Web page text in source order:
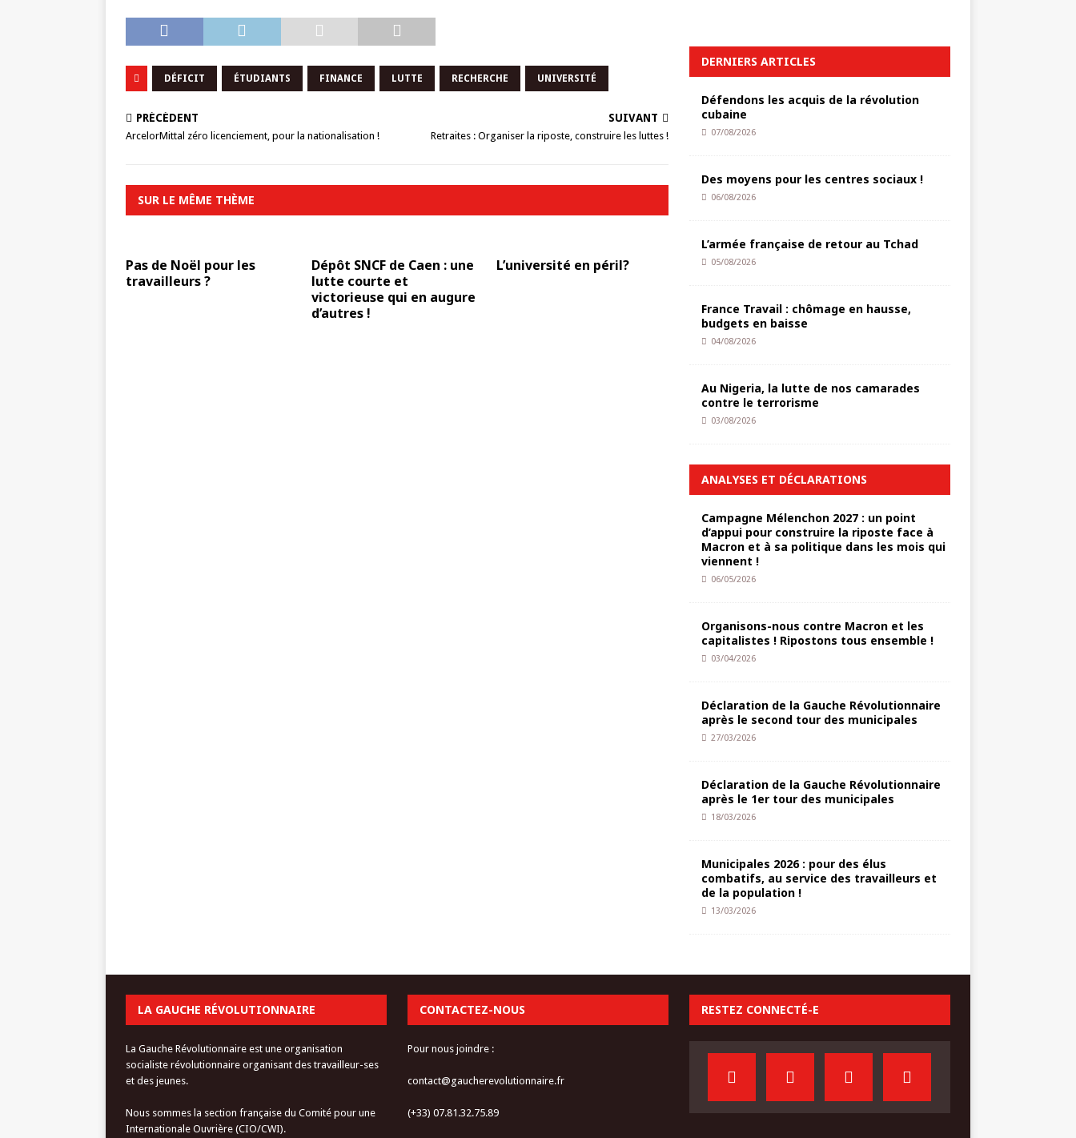
DÉFICIT ÉTUDIANTS FINANCE LUTTE RECHERCHE UNIVERSITÉ
PRÉCÉDENT
ArcelorMittal zéro licenciement, pour la nationalisation !
SUIVANT
Retraites : Organiser la riposte, construire les luttes !
SUR LE MÊME THÈME
Pas de Noël pour les
travailleurs ?
Dépôt SNCF de Caen : une
lutte courte et
victorieuse qui en augure
d’autres !
L’université en péril?
DERNIERS ARTICLES
Défendons les acquis de la révolution
cubaine
07/08/2026
Des moyens pour les centres sociaux !
06/08/2026
L’armée française de retour au Tchad
05/08/2026
France Travail : chômage en hausse,
budgets en baisse
04/08/2026
Au Nigeria, la lutte de nos camarades
contre le terrorisme
03/08/2026
ANALYSES ET DÉCLARATIONS
Campagne Mélenchon 2027 : un point
d’appui pour construire la riposte face à
Macron et à sa politique dans les mois qui
viennent !
06/05/2026
Organisons-nous contre Macron et les
capitalistes ! Ripostons tous ensemble !
03/04/2026
Déclaration de la Gauche Révolutionnaire
après le second tour des municipales
27/03/2026
Déclaration de la Gauche Révolutionnaire
après le 1er tour des municipales
18/03/2026
Municipales 2026 : pour des élus
combatifs, au service des travailleurs et
de la population !
13/03/2026
LA GAUCHE RÉVOLUTIONNAIRE
La Gauche Révolutionnaire est une organisation
socialiste révolutionnaire organisant des travailleur-ses
et des jeunes.
Nous sommes la section française du Comité pour une
Internationale Ouvrière (CIO/CWI).
CONTACTEZ-NOUS
Pour nous joindre :
contact@gaucherevolutionnaire.fr
(+33) 07.81.32.75.89
RESTEZ CONNECTÉ-E